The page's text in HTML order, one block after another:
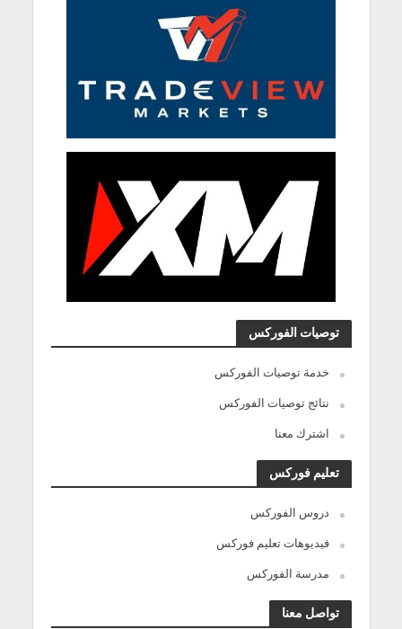
توصيات الفوركس
خدمة توصيات الفوركس
نتائج توصيات الفوركس
اشترك معنا
تعليم فوركس
دروس الفوركس
فيديوهات تعليم فوركس
مدرسة الفوركس
تواصل معنا